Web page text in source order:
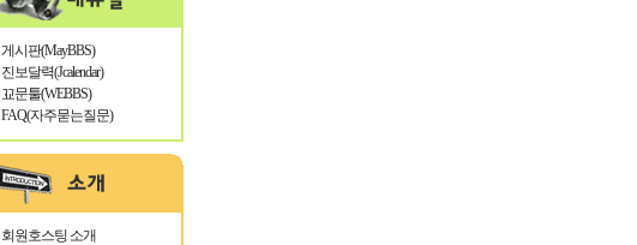
게시판(MayBBS)
진보달력(Jcalendar)
꾜문툴(WEBBS)
FAQ(자주묻는질문)
회원호스팅 소개